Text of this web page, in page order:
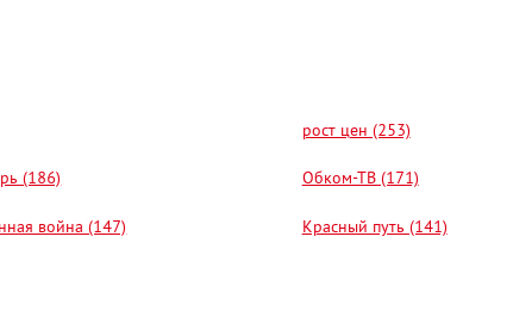
рост цен (253)
(186) Обком-ТВ (171)
война (147) Красный путь (141)